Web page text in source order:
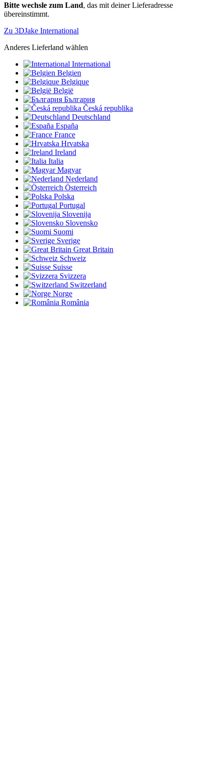
Bitte wechsle zum Land, das mit deiner Lieferadresse
übereinstimmt.
Zu 3DJake International
Anderes Lieferland wählen
International
Belgien
Belgique
België
България
Česká republika
Deutschland
España
France
Hrvatska
Ireland
Italia
Magyar
Nederland
Österreich
Polska
Portugal
Slovenija
Slovensko
Suomi
Sverige
Great Britain
Schweiz
Suisse
Svizzera
Switzerland
Norge
România